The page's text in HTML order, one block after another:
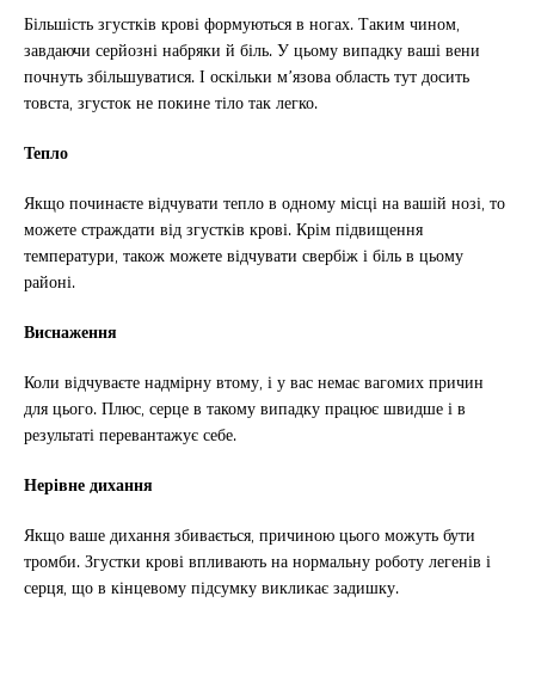
Більшість згустків крові формуються в ногах. Таким чином,
завдаючи серйозні набряки й біль. У цьому випадку ваші вени
почнуть збільшуватися. І оскільки м’язова область тут досить
товста, згусток не покине тіло так легко.
Тепло
Якщо починаєте відчувати тепло в одному місці на вашій нозі, то
можете страждати від згустків крові. Крім підвищення
температури, також можете відчувати свербіж і біль в цьому
районі.
Виснаження
Коли відчуваєте надмірну втому, і у вас немає вагомих причин
для цього. Плюс, серце в такому випадку працює швидше і в
результаті перевантажує себе.
Нерівне дихання
Якщо ваше дихання збивається, причиною цього можуть бути
тромби. Згустки крові впливають на нормальну роботу легенів і
серця, що в кінцевому підсумку викликає задишку.